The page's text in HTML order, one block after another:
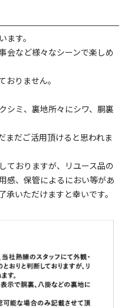
ます。
会など様々なシーンで楽しめ
おりません。
シミ、裏地所々にシワ、胴裏
まだご活用頂けると思われま
ておりますが、リユース品の
感、保管によるにおい等があ
承いただけますと幸いです。